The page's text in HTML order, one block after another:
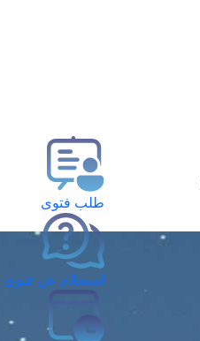
طلب فتوى
استعلام عن فتوى